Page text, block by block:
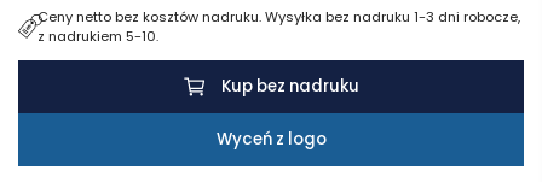
Ceny netto bez kosztów nadruku. Wysyłka bez nadruku 1-3 dni robocze,
z nadrukiem 5-10.
Kup bez nadruku
Wyceń z logo